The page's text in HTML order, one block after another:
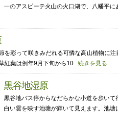
一のアスピーテ火山の火口湖で、八幡平に
を彩って咲きみだれる可憐な高山植物に
紅葉は例年9月下旬から10...続きを見る
黒谷地湿原
黒谷地バス停からなだらかな小道を歩い
白い雲を映す池塘が輝いて見えます。池塘